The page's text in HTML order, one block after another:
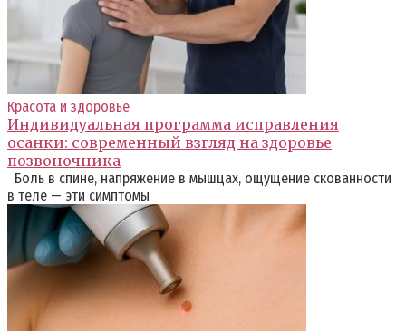
Красота и здоровье
Индивидуальная программа исправления
осанки: современный взгляд на здоровье
позвоночника
Боль в спине, напряжение в мышцах, ощущение скованности
в теле — эти симптомы